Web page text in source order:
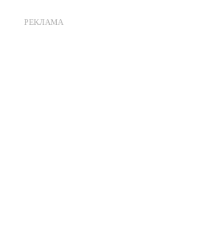
РЕКЛАМА